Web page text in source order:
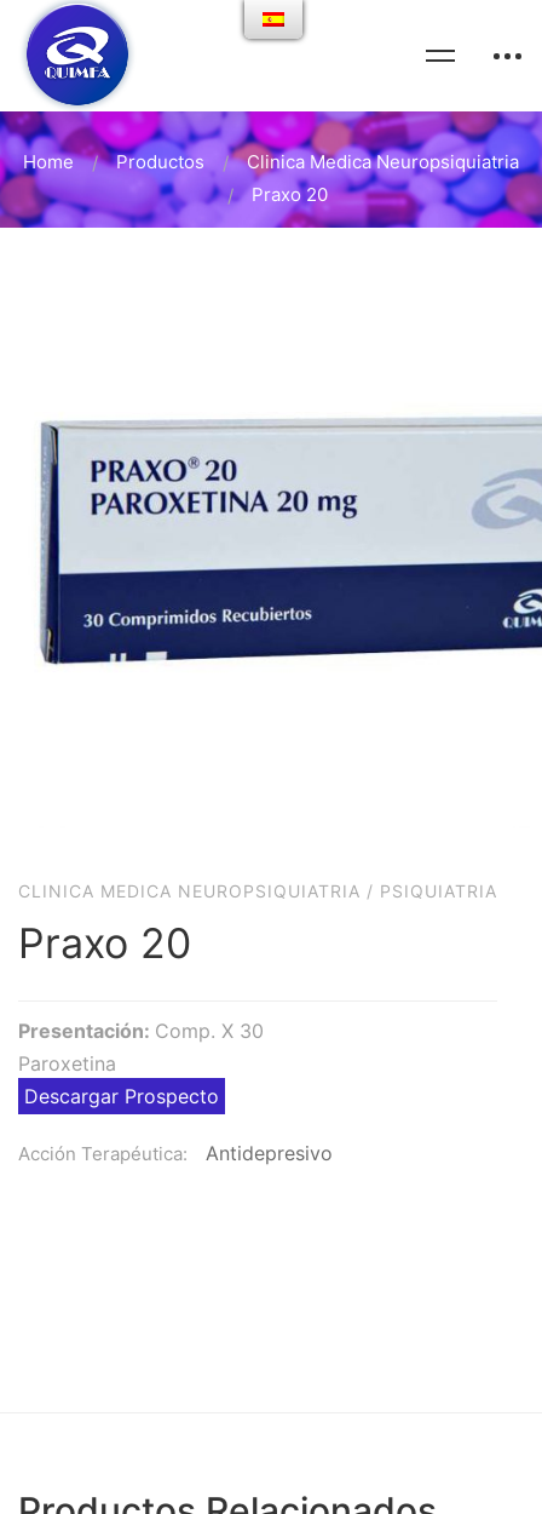
Home Productos
Clinica Medica Neuropsiquiatria
Praxo 20
CLINICA MEDICA NEUROPSIQUIATRIA / PSIQUIATRIA
Praxo 20
Presentación: Comp. X 30
Paroxetina
Descargar Prospecto
Acción Terapéutica: Antidepresivo